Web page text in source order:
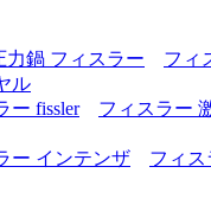
力鍋 フィスラー
フィ
ル
ー fissler
フィスラー
ー インテンザ
フィ